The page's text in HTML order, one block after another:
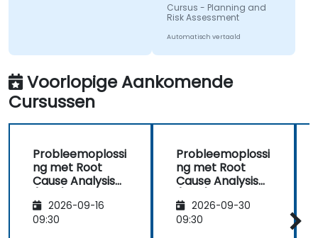
Cursus - Planning and
Risk Assessment
Automatisch vertaald
Voorlopige Aankomende
Cursussen
Probleemoplossi
ng met Root
Cause Analysis
2026-09-16
09:30
Probleemoplossi
ng met Root
Cause Analysis
2026-09-30
09:30